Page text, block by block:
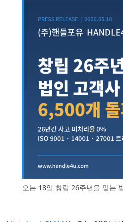
오는 18일 창립 26주년을 맞는